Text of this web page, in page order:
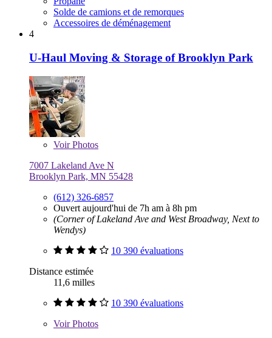
Solde de camions et de remorques
Accessoires de déménagement
4
U-Haul Moving & Storage of Brooklyn Park
VoirPhotos
7007 Lakeland Ave N
Brooklyn Park, MN 55428
(612) 326-6857
Ouvert aujourd'hui de 7h am à 8h pm
(Corner of Lakeland Ave and West Broadway, Next to
Wendys)
10 390 évaluations
Distance estimée
11,6 milles
10 390 évaluations
VoirPhotos